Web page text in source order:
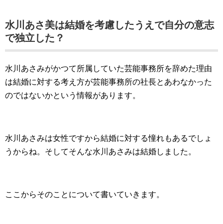
水川あさ美は結婚を考慮したうえで自分の意志
で独立した？
水川あさみがかつて所属していた芸能事務所を辞めた理由
は結婚に対する考え方が芸能事務所の社長とあわなかった
のではないかという情報があります。
水川あさみは女性ですから結婚に対する憧れもあるでしょ
うからね。そしてそんな水川あさみは結婚しました。
ここからそのことについて書いていきます。